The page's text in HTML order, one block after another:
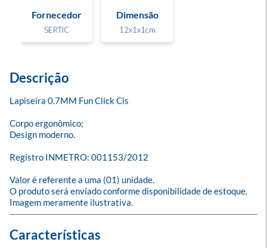
Fornecedor
SERTIC
Dimensão
12x1x1cm
Descrição
Lapiseira 0.7MM Fun Click Cis
Corpo ergonômico;
Design moderno.
Registro INMETRO: 001153/2012
Valor é referente a uma (01) unidade.
O produto será enviado conforme disponibilidade de estoque.
Imagem meramente ilustrativa.